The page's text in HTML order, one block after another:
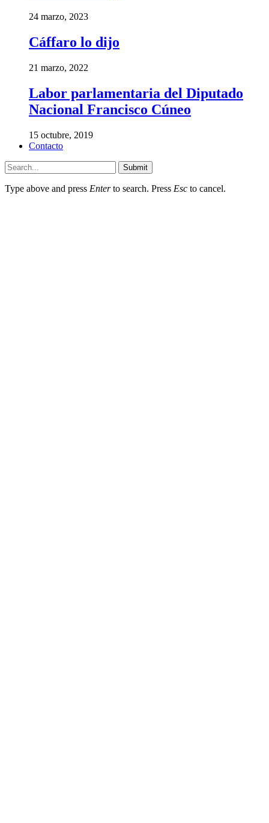
24 marzo, 2023
Cáffaro lo dijo
21 marzo, 2022
Labor parlamentaria del Diputado
Nacional Francisco Cúneo
15 octubre, 2019
Contacto
Submit
Type above and press Enterto search. Press Esc to cancel.